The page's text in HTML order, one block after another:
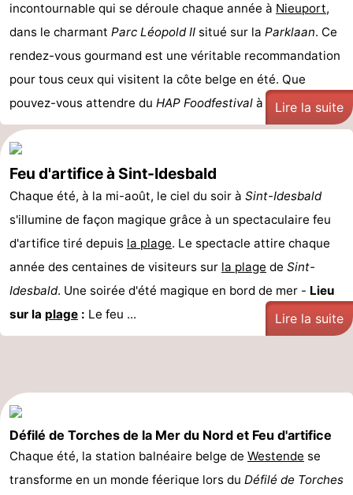
Musées
Monuments
-
Points
de
Attractions
-
Terrains
jeux
-
de
intérieures
Parcours
mini-
Centres
bien-
&
Nature
-
Piscines
-
Faire
-
incontournable qui se déroule chaque année à Nieuport,
dans le charmant Parc Léopold II situé sur la Parklaan. Ce
rendez-vous gourmand est une véritable recommandation
pour tous ceux qui visitent la côte belge en été. Que
pouvez-vous attendre du HAP Foodfestival à ... Lire la suite
Feu d'artifice à Sint-Idesbald
Chaque été, à la mi-août, le ciel du soir à Sint-Idesbald
s'illumine de façon magique grâce à un spectaculaire feu
d'artifice tiré depuis la plage. Le spectacle attire chaque
année des centaines de visiteurs sur la plage de Sint-
Idesbald. Une soirée d'été magique en bord de mer - Lieu
sur la plage : Le feu ... Lire la suite
Défilé de Torches de la Mer du Nord et Feu d'artifice
Chaque été, la station balnéaire belge de Westende se
transforme en un monde féerique lors du Défilé de Torches